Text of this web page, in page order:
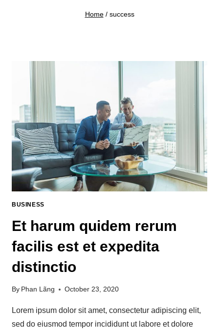
Home / success
BUSINESS
Et harum quidem rerum
facilis est et expedita
distinctio
By Phan Lãng October 23, 2020
Lorem ipsum dolor sit amet, consectetur adipiscing elit,
sed do eiusmod tempor incididunt ut labore et dolore